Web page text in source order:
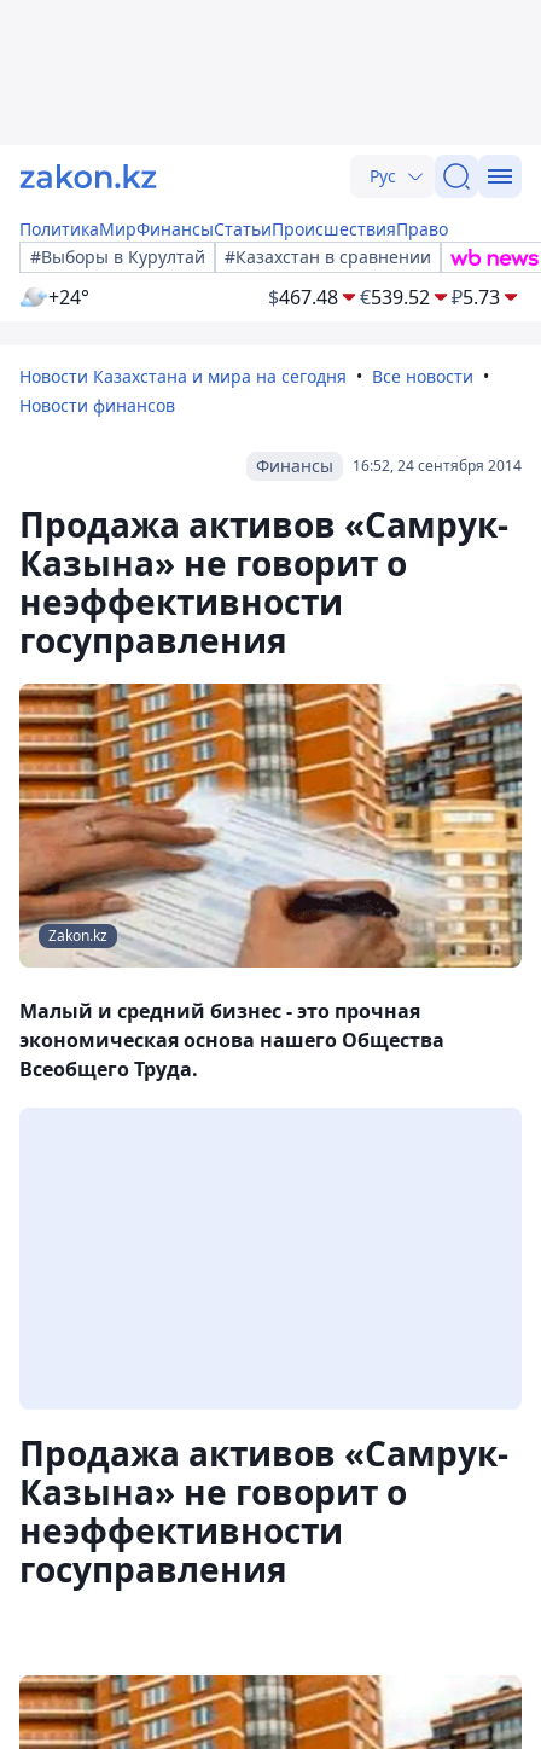
Рус
ПолитикаМирФинансыСтатьиПроисшествияПраво
#Выборы в Курултай
#Казахстан в сравнении
+24° $467.48 €539.52 ₽5.73
Новости Казахстана и мира на сегодня
Все новости
Новости финансов
16:52, 24 сентября 2014
Финансы
Продажа активов «Самрук-
Казына» не говорит о
неэффективности
госуправления
Zakon.kz
Малый и средний бизнес - это прочная
экономическая основа нашего Общества
Всеобщего Труда.
Продажа активов «Самрук-
Казына» не говорит о
неэффективности
госуправления